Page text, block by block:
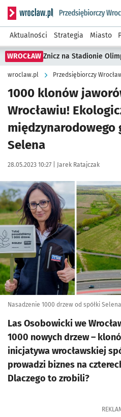
Serwis informacyjny
Aktualności Strategia Miasto
WROCŁAW Znicz na Stadionie
wroclaw.pl Przedsiębiorczy
1000 klonów
Wrocławiu!
międzynarodowego
Selena
Data publikacji:
28.05.2023 10:27 | Autor:
Jarek Ratajczak
Kliknij, aby powiększyć
Nasadzenie 1000 drzew od spółki
Las Osobowicki we
1000 nowych drzew –
inicjatywa wrocławskiej
prowadzi biznes na
Dlaczego to zrobili?